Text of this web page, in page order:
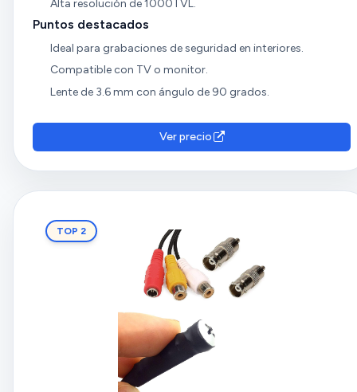
Alta resolución de 1000TVL.
Puntos destacados
Ideal para grabaciones de seguridad en interiores.
Compatible con TV o monitor.
Lente de 3.6 mm con ángulo de 90 grados.
Ver precio
TOP 2